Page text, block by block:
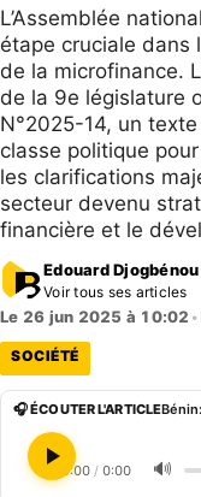
L’Assemblée
étape cruciale dans
de la microfinance.
de la 9e législature
N°2025-14, un
classe politique
les clarifications
secteur devenu
financière et le
Edouard Djogbénou
Voir tous ses articles
Le 26 jun 2025 à 10:02 •
SOCIÉTÉ
🎧 ÉCOUTER L'ARTICLE
0:00 / 0:00 🔊